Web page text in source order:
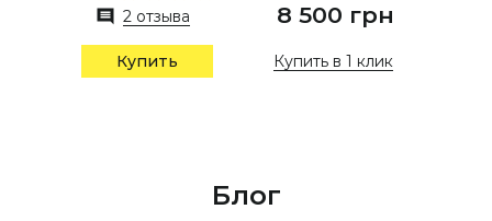
2 отзыва 8 500 грн
Купить Купить в 1 клик
Блог